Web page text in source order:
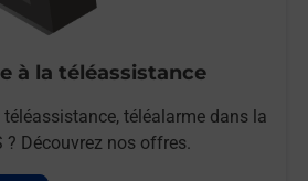
à la téléassistance
téléalarme dans la
? Découvrez nos offres.